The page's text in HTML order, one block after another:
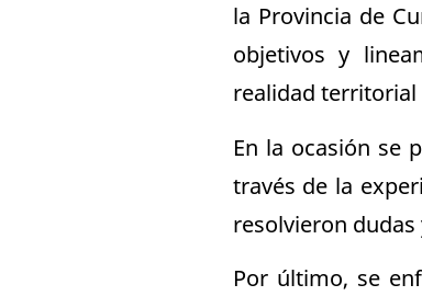
la Provincia de
objetivos y
realidad territorial
En la ocasión se
través de la
resolvieron
Por último, se